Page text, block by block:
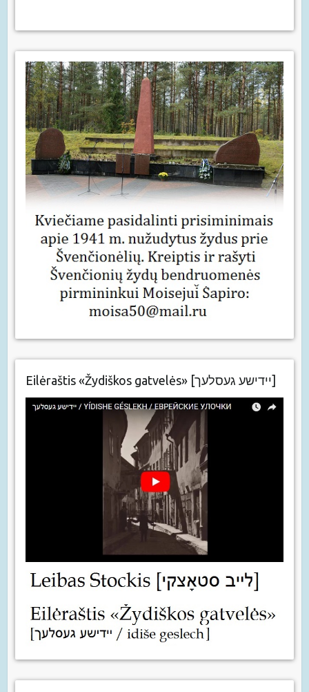
Eilėraštis «Žydiškos gatvelės» [יידישע געסלעך]